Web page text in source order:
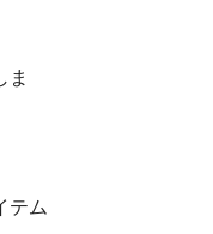
ま
テム